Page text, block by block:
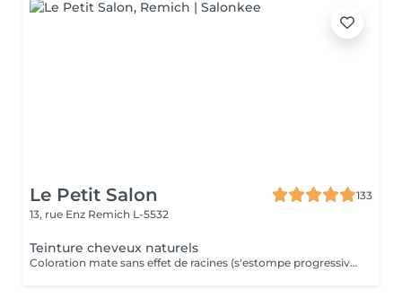
Le Petit Salon
133
13, rue Enz Remich L-5532
Teinture cheveux naturels
Coloration mate sans effet de racines (s'estompe progressivement)